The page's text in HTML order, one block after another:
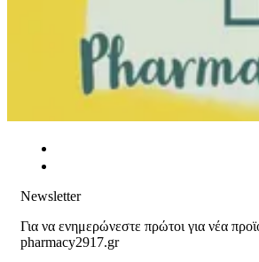
Newsletter
Για να ενημερώνεστε πρώτοι για νέα
pharmacy2917.gr